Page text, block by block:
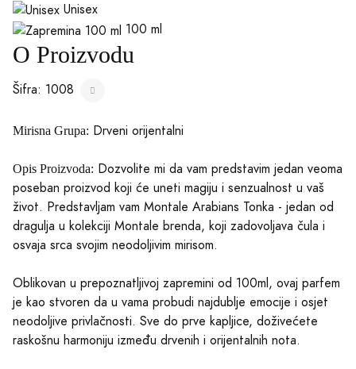
Unisex
100 ml
O Proizvodu
Šifra: 1008
Mirisna Grupa: Drveni orijentalni
Opis Proizvoda: Dozvolite mi da vam predstavim jedan veoma
poseban proizvod koji će uneti magiju i senzualnost u vaš
život. Predstavljam vam Montale Arabians Tonka - jedan od
dragulja u kolekciji Montale brenda, koji zadovoljava čula i
osvaja srca svojim neodoljivim mirisom.
Oblikovan u prepoznatljivoj zapremini od 100ml, ovaj parfem
je kao stvoren da u vama probudi najdublje emocije i osjet
neodoljive privlačnosti. Sve do prve kapljice, doživećete
raskošnu harmoniju između drvenih i orijentalnih nota.